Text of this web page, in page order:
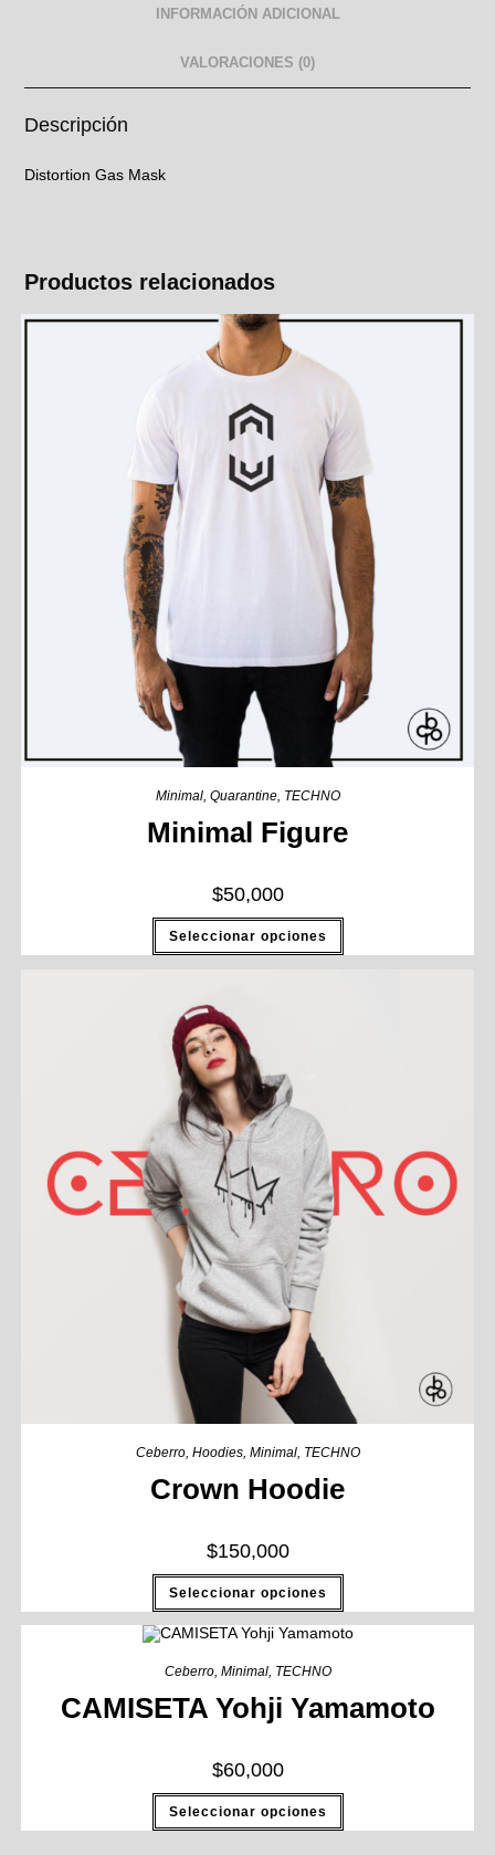
INFORMACIÓN ADICIONAL
VALORACIONES (0)
Descripción
Distortion Gas Mask
Productos relacionados
Minimal, Quarantine, TECHNO
Minimal Figure
$50,000
Seleccionar opciones
Ceberro, Hoodies, Minimal, TECHNO
Crown Hoodie
$150,000
Seleccionar opciones
Ceberro, Minimal, TECHNO
CAMISETA Yohji Yamamoto
$60,000
Seleccionar opciones